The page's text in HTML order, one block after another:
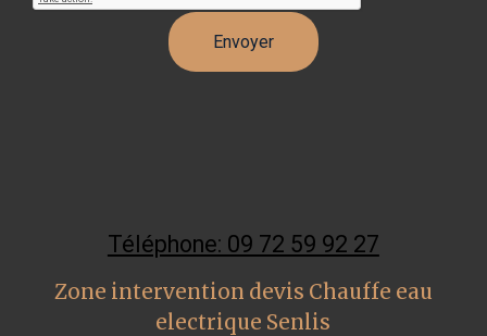
Téléphone: 09 72 59 92 27
Zone intervention devis Chauffe eau
electrique Senlis